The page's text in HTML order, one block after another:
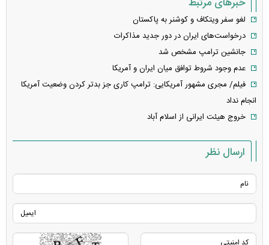
لغو سفر ویتکاف و کوشنر به پاکستان
درخواست‌های ایران در دور جدید مذاکرات
جانشین ترامپ مشخص شد
عدم وجود شروط توافق میان ایران و آمریکا
فیلم/ مجری مشهور آمریکایی: ترامپ کاری جز بدتر کردن وضعیت آمریکا
انجام نداد
خروج هیئت ایرانی از اسلام آباد
ارسال نظر